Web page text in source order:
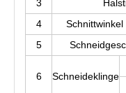
3
4
5
6 Schneideklinge